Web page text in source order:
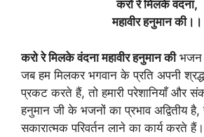
करो रे मिलके वंदना,
महावीर हनुमान की।।
करो रे मिलके वंदना महावीर हनुमान कीभजन
जब हम मिलकर भगवान के प्रति अपनी
प्रकट करते हैं, तो हमारी परेशानियाँ और
हनुमान जी के भजनों का प्रभाव अद्वितीय है,
सकारात्मक परिवर्तन लाने का कार्य करते